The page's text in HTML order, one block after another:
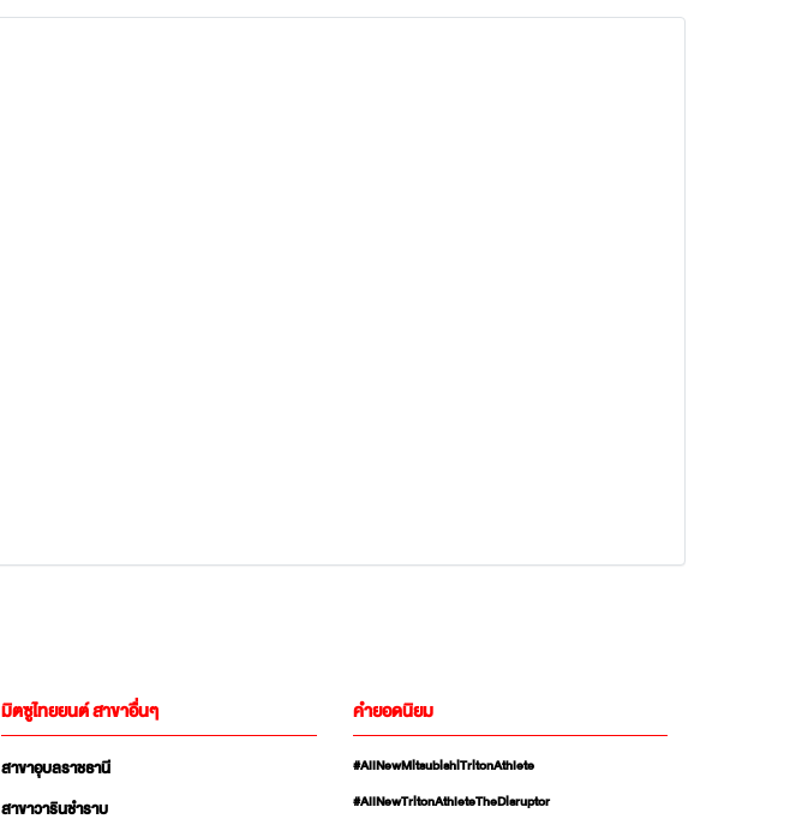
มิตซูไทยยนต์ สาขาอื่นๆ
สาขาอุบลราชธานี
สาขาวารินชำราบ
คำยอดนิยม
#AllNewMitsubishiTritonAthlete
#AllNewTritonAthleteTheDisruptor